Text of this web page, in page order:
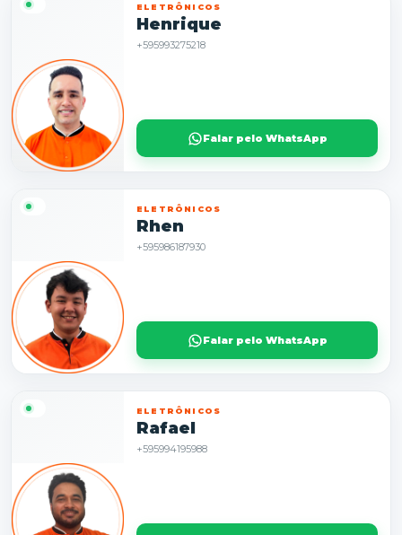
ELETRÔNICOS
Henrique
+595993275218
Falar pelo WhatsApp
ELETRÔNICOS
Rhen
+595986187930
Falar pelo WhatsApp
ELETRÔNICOS
Rafael
+595994195988